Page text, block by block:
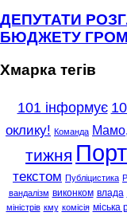
ДЕПУТАТИ
БЮДЖЕТУ
Хмарка тегів
101 інформує
оклику! Команда
тижня
текстом Публіцистика
вандалізм виконком влада
міністрів кму комісія міська